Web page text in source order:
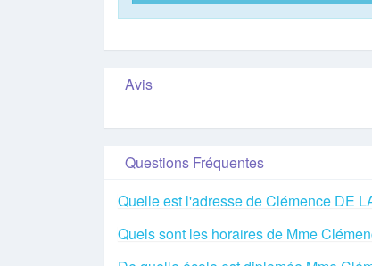
Avis
Questions Fréquentes
Quelle est l'adresse de Clémence DE
Quels sont les horaires de Mme